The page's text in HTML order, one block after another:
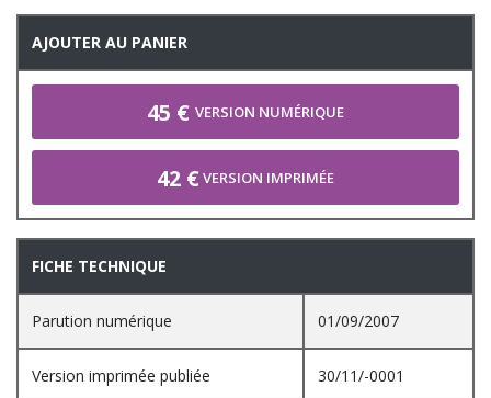
AJOUTER AU PANIER
45 € VERSION NUMÉRIQUE
42 €VERSION IMPRIMÉE
FICHE TECHNIQUE
Parution numérique 01/09/2007
Version imprimée publiée 30/11/-0001